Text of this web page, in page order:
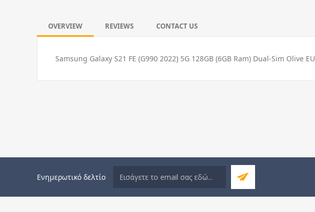
OVERVIEW REVIEWS CONTACT US
Samsung Galaxy S21 FE (G990 2022) 5G 128GB (6GB Ram) Dual-Sim Olive EU
Ενημερωτικό δελτίο